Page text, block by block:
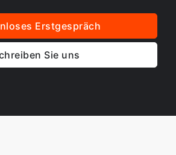
Erstgespräch
Sie uns